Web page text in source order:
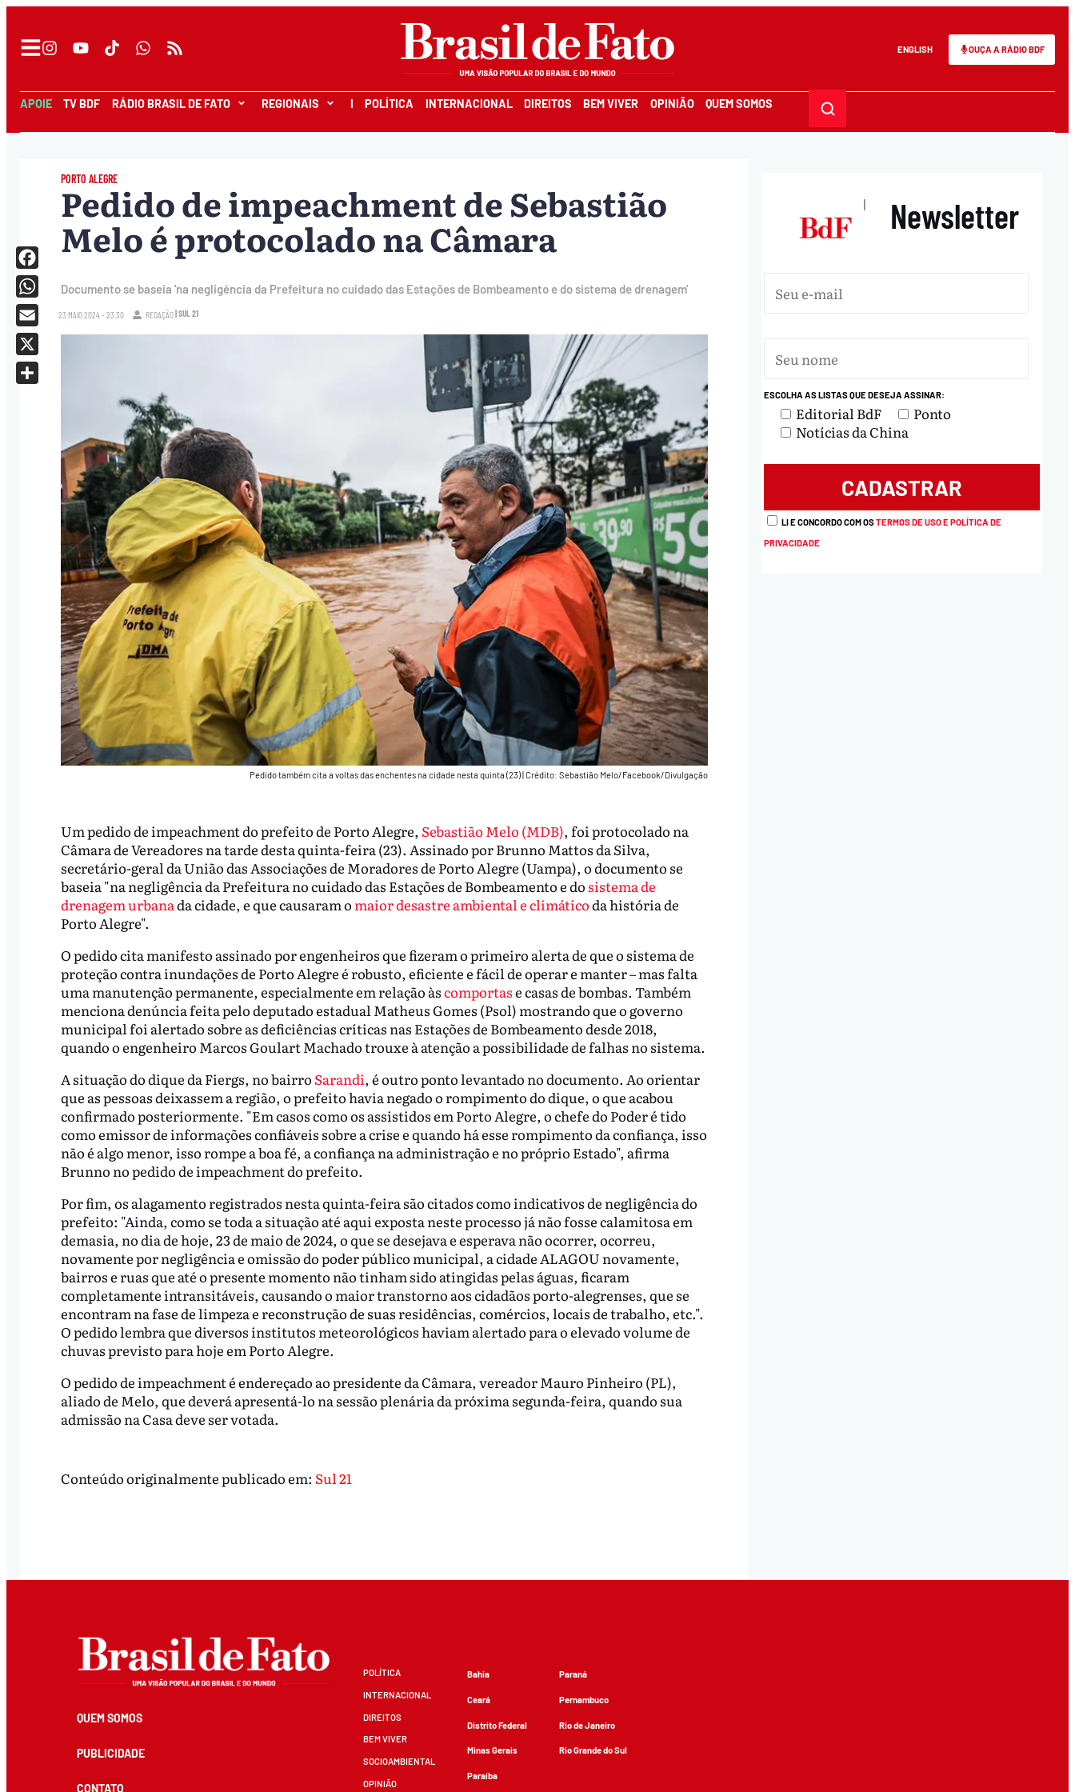
ENGLISH OUÇA A RÁDIO BDF
APOIE TV BDF RÁDIO BRASIL DE FATO REGIONAIS I POLÍTICA INTERNACIONAL DIREITOS BEM VIVER OPINIÃO QUEM SOMOS
PORTO ALEGRE
Pedido de impeachment de Sebastião
Melo é protocolado na Câmara
Documento se baseia 'na negligência da Prefeitura no cuidado das Estações de Bombeamento e do sistema de drenagem'
23.MAIO.2024 - 23:30 REDAÇÃO| SUL 21
Pedido também cita a voltas das enchentes na cidade nesta quinta (23)|Crédito: Sebastião Melo/Facebook/Divulgação
Um pedido de impeachment do prefeito de Porto Alegre, Sebastião Melo (MDB), foi protocolado na
Câmara de Vereadores na tarde desta quinta-feira (23). Assinado por Brunno Mattos da Silva,
secretário-geral da União das Associações de Moradores de Porto Alegre (Uampa), o documento se
baseia "na negligência da Prefeitura no cuidado das Estações de Bombeamento e do sistema de
drenagem urbanada cidade, e que causaram o maior desastre ambiental e climáticoda história de
Porto Alegre".
O pedido cita manifesto assinado por engenheiros que fizeram o primeiro alerta de que o sistema de
proteção contra inundações de Porto Alegre é robusto, eficiente e fácil de operar e manter – mas falta
uma manutenção permanente, especialmente em relação àscomportase casas de bombas. Também
menciona denúncia feita pelo deputado estadual Matheus Gomes (Psol) mostrando que o governo
municipal foi alertado sobre as deficiências críticas nas Estações de Bombeamento desde 2018,
quando o engenheiro Marcos Goulart Machado trouxe à atenção a possibilidade de falhas no sistema.
A situação do dique da Fiergs, no bairro Sarandi, é outro ponto levantado no documento. Ao orientar
que as pessoas deixassem a região, o prefeito havia negado o rompimento do dique, o que acabou
confirmado posteriormente. "Em casos como os assistidos em Porto Alegre, o chefe do Poder é tido
como emissor de informações confiáveis sobre a crise e quando há esse rompimento da confiança, isso
não é algo menor, isso rompe a boa fé, a confiança na administração e no próprio Estado", afirma
Brunno no pedido de impeachment do prefeito.
Por fim, os alagamento registrados nesta quinta-feira são citados como indicativos de negligência do
prefeito: "Ainda, como se toda a situação até aqui exposta neste processo já não fosse calamitosa em
demasia, no dia de hoje, 23 de maio de 2024, o que se desejava e esperava não ocorrer, ocorreu,
novamente por negligência e omissão do poder público municipal, a cidade ALAGOU novamente,
bairros e ruas que até o presente momento não tinham sido atingidas pelas águas, ficaram
completamente intransitáveis, causando o maior transtorno aos cidadãos porto-alegrenses, que se
encontram na fase de limpeza e reconstrução de suas residências, comércios, locais de trabalho, etc.".
O pedido lembra que diversos institutos meteorológicos haviam alertado para o elevado volume de
chuvas previsto para hoje em Porto Alegre.
O pedido de impeachment é endereçado ao presidente da Câmara, vereador Mauro Pinheiro (PL),
aliado de Melo, que deverá apresentá-lo na sessão plenária da próxima segunda-feira, quando sua
admissão na Casa deve ser votada.
Facebook
WhatsApp
Email
X
Conteúdo originalmente publicado em: Sul 21
| Newsletter
ESCOLHA AS LISTAS QUE DESEJA ASSINAR:
Editorial BdF
Ponto
Notícias da China
LI E CONCORDO COM OSTERMOS DE USO E POLÍTICA DE
PRIVACIDADE
QUEM SOMOS
PUBLICIDADE
CONTATO
POLÍTICA
INTERNACIONAL
DIREITOS
BEM VIVER
SOCIOAMBIENTAL
OPINIÃO
Bahia
Ceará
Distrito Federal
Minas Gerais
Paraíba
Paraná
Pernambuco
Rio de Janeiro
Rio Grande do Sul